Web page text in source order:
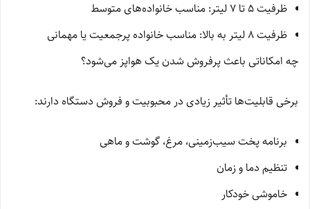
ظرفیت 5 تا 7 لیتر: مناسب خانواده‌های متوسط
ظرفیت 8 لیتر به بالا: مناسب خانواده پرجمعیت یا مهمانی
چه امکاناتی باعث پرفروش شدن یک هواپز می‌شود؟
برخی قابلیت‌ها تأثیر زیادی در محبوبیت و فروش دستگاه دارند:
برنامه پخت سیب‌زمینی، مرغ، گوشت و ماهی
تنظیم دما و زمان
خاموشی خودکار